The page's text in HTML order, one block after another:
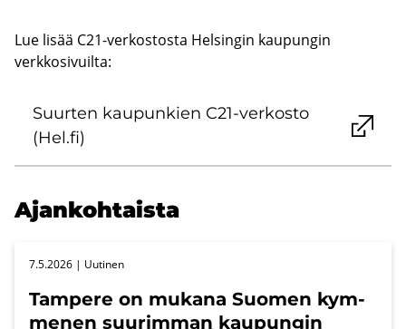
Lue lisää C21-verkostosta Helsingin kaupungin
verkkosivuilta:
Suur­ten kau­pun­kien C21-​verkosto
(Hel.fi)
Ajan­koh­tais­ta
Tam­pe­re on mu­ka­na Suo­men kym­
me­nen suu­rim­man kau­pun­gin
7.5.2026 | Uu­ti­nen